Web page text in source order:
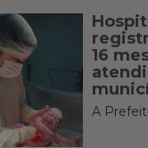
16
A